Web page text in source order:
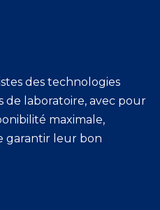
des technologies
de laboratoire, avec pour
maximale,
garantir leur bon